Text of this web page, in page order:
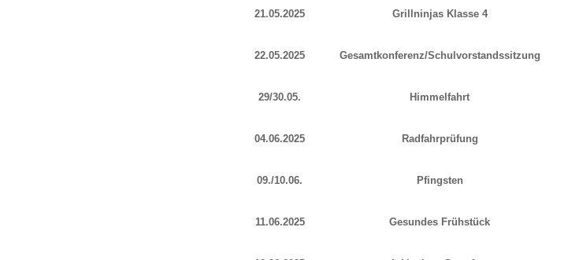
21.05.2025 Grillninjas Klasse 4
22.05.2025 Gesamtkonferenz/Schulvorstandssitzung
29/30.05. Himmelfahrt
04.06.2025 Radfahrprüfung
09./10.06. Pfingsten
11.06.2025 Gesundes Frühstück